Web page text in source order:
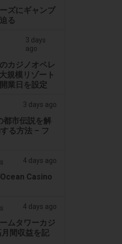
ズにギャンブ
る
3 days
ago
カジノオペレ
規模リゾート
業日を設定
3 days ago
都市伝説を解
る方法 – フ
4 days ago
Casino
4 days ago
ムタワーカジ
間収益を記